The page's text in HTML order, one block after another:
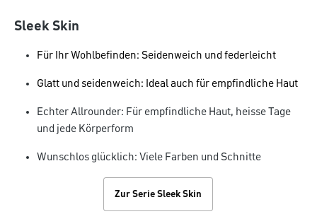
Sleek Skin
Für Ihr Wohlbefinden: Seidenweich und federleicht
Glatt und seidenweich: Ideal auch für empfindliche Haut
Echter Allrounder: Für empfindliche Haut, heisse Tage
und jede Körperform
Wunschlos glücklich: Viele Farben und Schnitte
Zur Serie Sleek Skin